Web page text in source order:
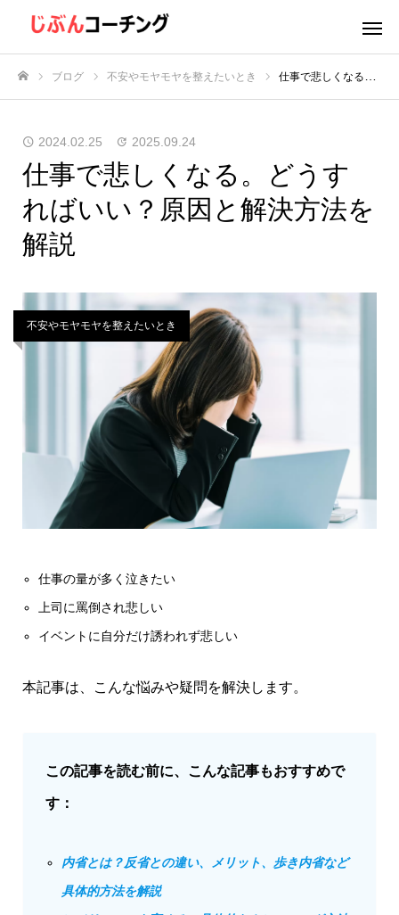
ブログ 不安やモヤモヤを整えたいとき 仕事で悲しくなる。どうすればいい？原因と解決方法を解説
2024.02.25 2025.09.24
仕事で悲しくなる。どうす
ればいい？原因と解決方法を
解説
不安やモヤモヤを整えたいとき
仕事の量が多く泣きたい
上司に罵倒され悲しい
イベントに自分だけ誘われず悲しい
本記事は、こんな悩みや疑問を解決します。
この記事を読む前に、こんな記事もおすすめで
す：
内省とは？反省との違い、メリット、歩き内省など
具体的方法を解説